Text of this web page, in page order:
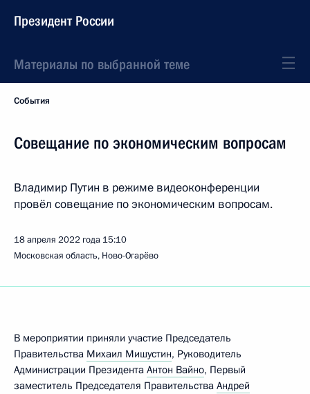
Президент России
Материалы по выбранной теме
События
Совещание по экономическим вопросам
Владимир Путин в режиме видеоконференции
провёл совещание по экономическим вопросам.
18 апреля 2022 года 15:10
Московская область, Ново-Огарёво
В мероприятии приняли участие Председатель
Правительства Михаил Мишустин, Руководитель
Администрации Президента Антон Вайно, Первый
заместитель Председателя Правительства Андрей